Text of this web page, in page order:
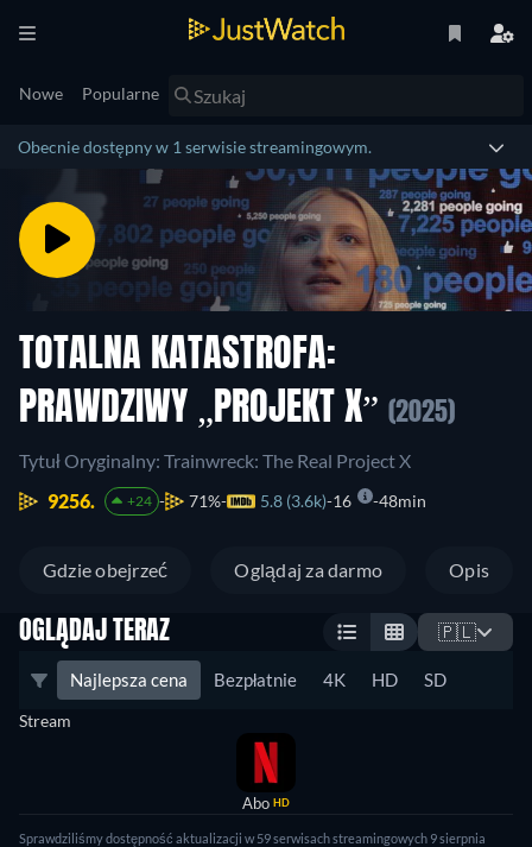
Nowe Popularne
Obecnie dostępny w 1 serwisie streamingowym.
TOTALNA KATASTROFA:
PRAWDZIWY „PROJEKT X” (2025)
Tytuł Oryginalny: Trainwreck: The Real Project X
9256.
+24 71% 5.8 (3.6k) 16 48min
Gdzie obejrzeć Oglądaj za darmo Opis
OGLĄDAJ TERAZ 🇵🇱
Najlepsza cena Bezpłatnie 4K HD SD
Stream
Abo HD
Sprawdziliśmy dostępność aktualizacji w 59 serwisach streamingowych 9 sierpnia